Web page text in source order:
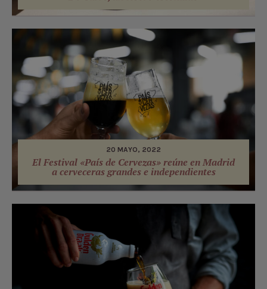
20 MAYO, 2022
El Festival «País de Cervezas» reúne en Madrid
a cerveceras grandes e independientes